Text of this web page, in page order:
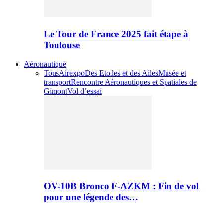
Le Tour de France 2025 fait étape à
Toulouse
Aéronautique
TousAirexpoDes Etoiles et des AilesMusée et
transportRencontre Aéronautiques et Spatiales de
GimontVol d’essai
OV-10B Bronco F-AZKM : Fin de vol
pour une légende des…